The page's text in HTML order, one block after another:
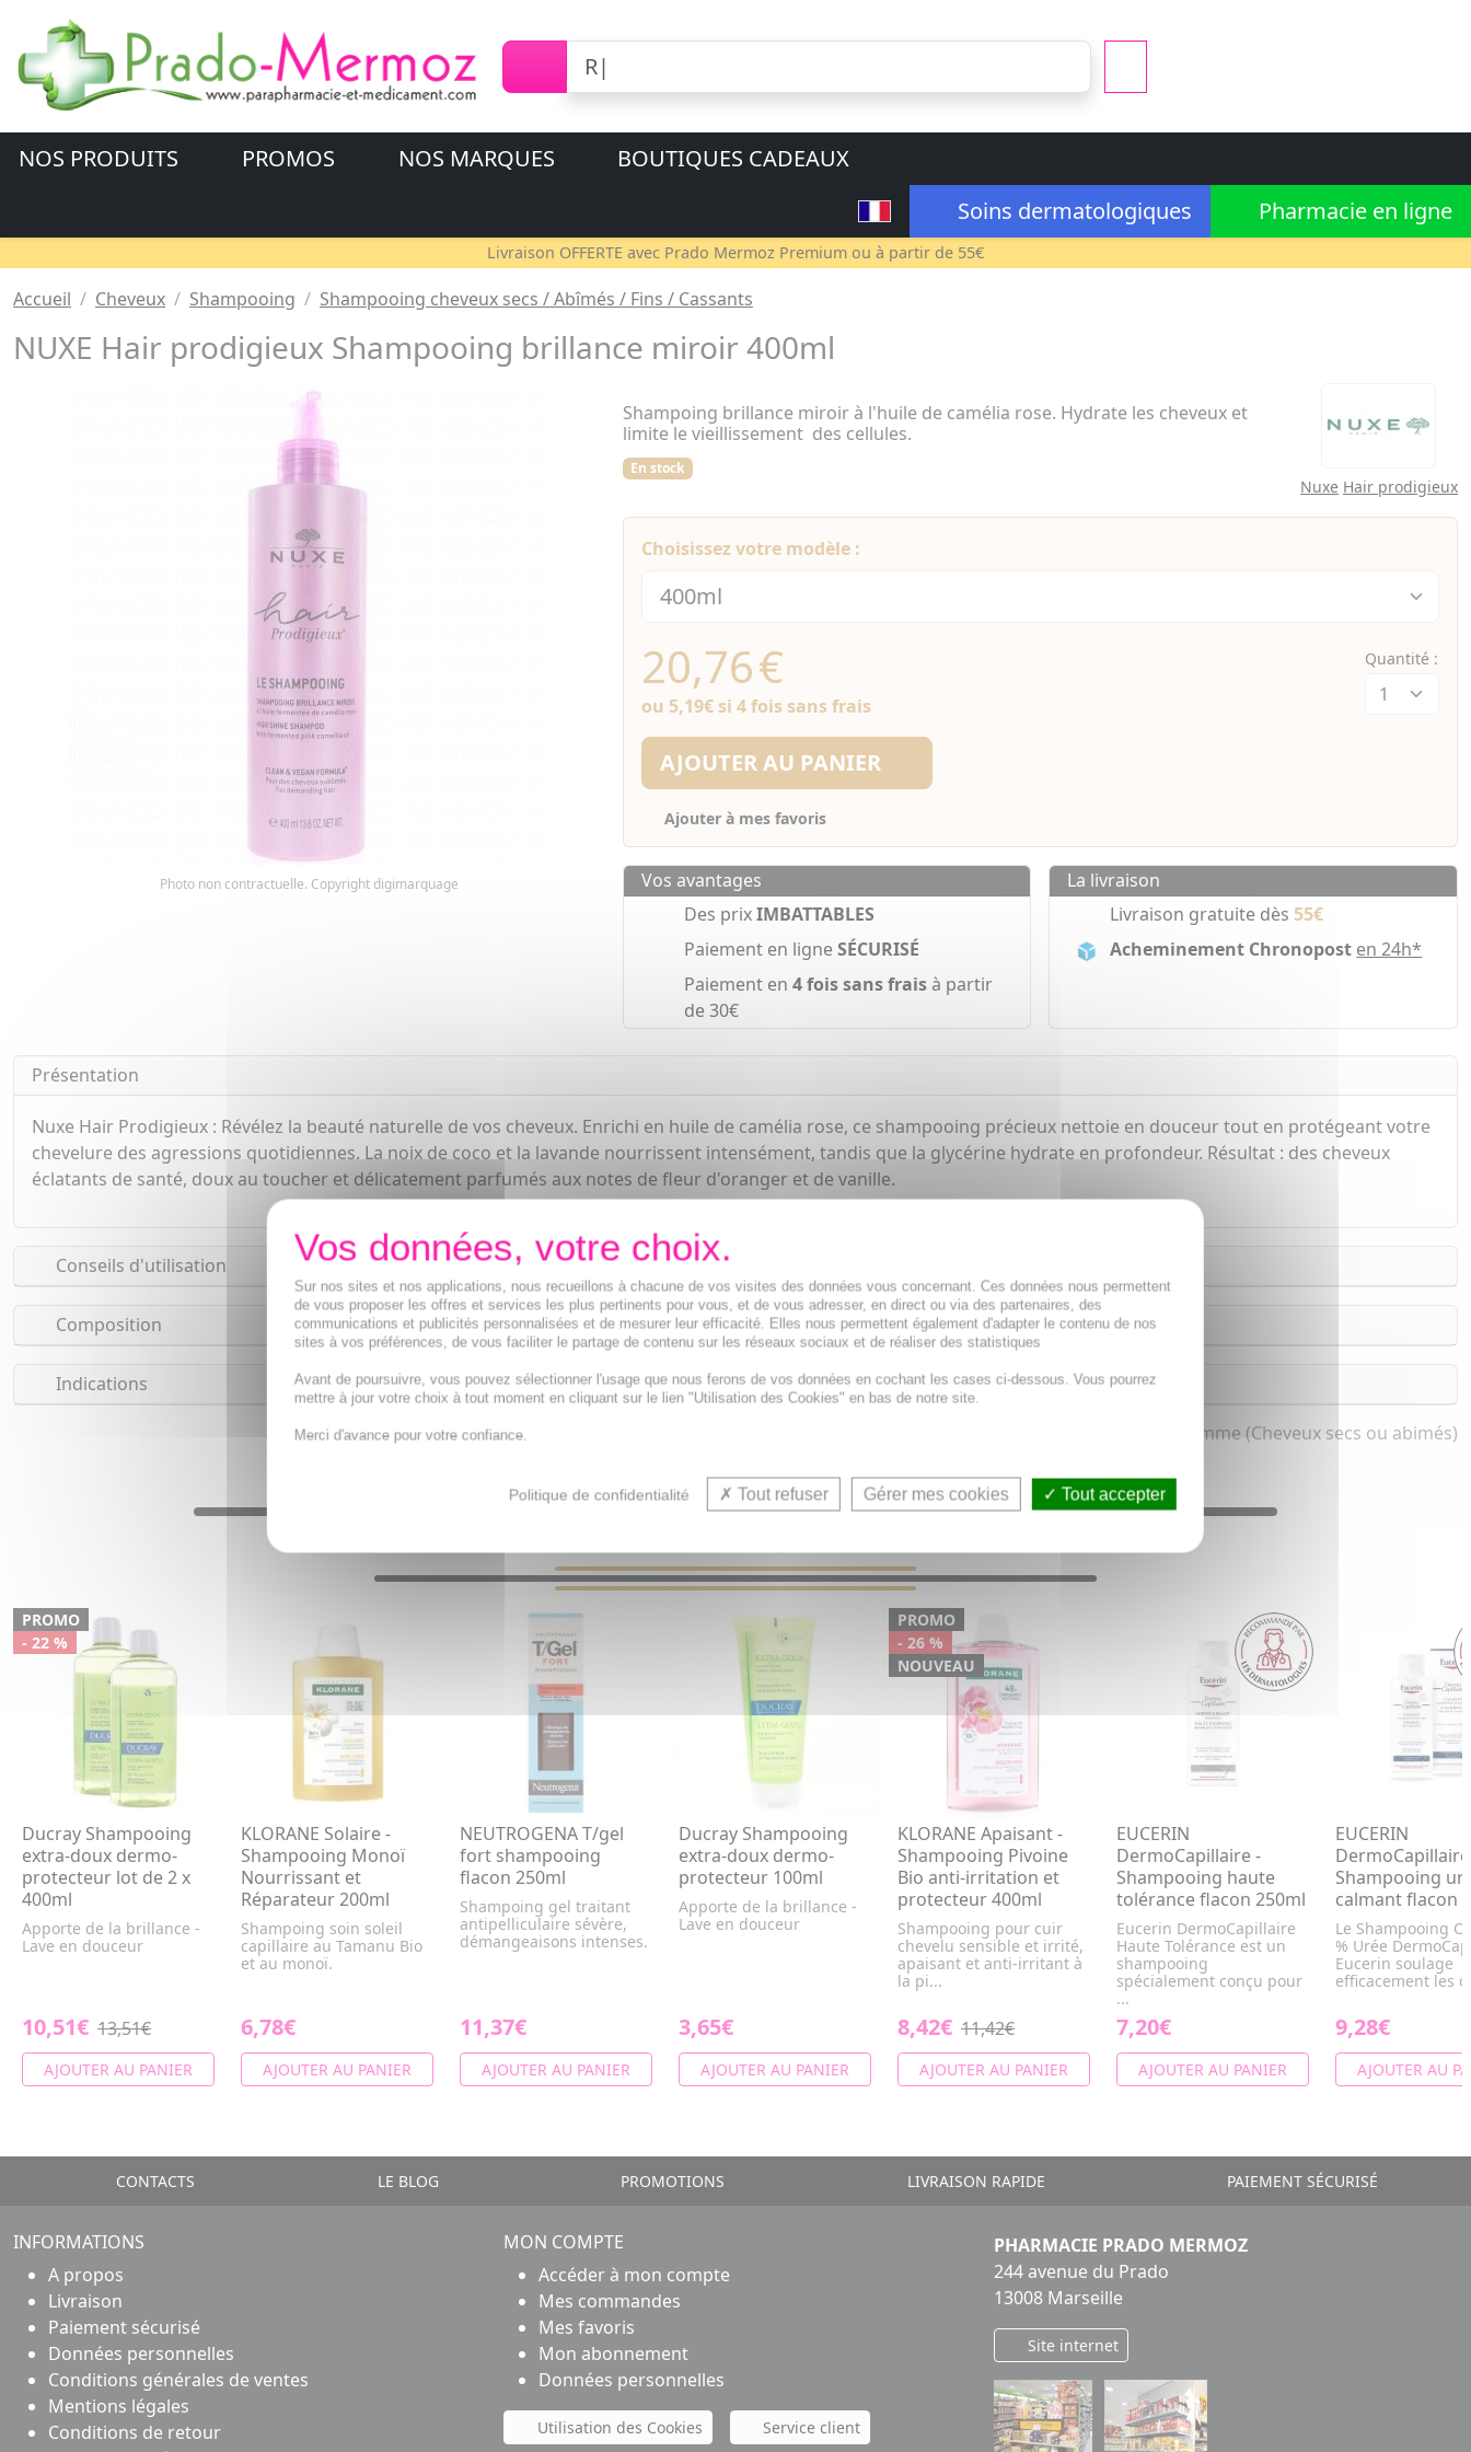
NOS PRODUITS PROMOS NOS MARQUES
BOUTIQUES CADEAUX
Soins dermatologiques
Pharmacie en ligne
Livraison OFFERTE avec Prado Mermoz Premium ou à partir de 55€
Accueil Cheveux Shampooing Shampooing cheveux secs / Abîmés / Fins / Cassants
NUXE Hair prodigieux Shampooing brillance miroir 400ml
Photo non contractuelle. Copyright digimarquage
Shampoing brillance miroir à l'huile de camélia rose. Hydrate les cheveux et
limite le vieillissement des cellules.
En stock
Nuxe Hair prodigieux
Choisissez votre modèle :
20,76€
ou 5,19€si 4 fois sans frais
Quantité :
AJOUTER AU PANIER
Ajouter à mes favoris
Vos avantages
Des prixIMBATTABLES
Paiement en ligneSÉCURISÉ
Paiement en 4 fois sans fraisà partir
de 30€
La livraison
Livraison gratuite dès 55€
Acheminement Chronopost en 24h*
Présentation
Nuxe Hair Prodigieux : Révélez la beauté naturelle de vos cheveux. Enrichi en huile de camélia rose, ce shampooing précieux nettoie en douceur tout en protégeant votre
chevelure des agressions quotidiennes. La noix de coco et la lavande nourrissent intensément, tandis que la glycérine hydrate en profondeur. Résultat : des cheveux
éclatants de santé, doux au toucher et délicatement parfumés aux notes de fleur d'oranger et de vanille.
Conseils d'utilisation
Composition
Indications
Shampooing pour femme (Cheveux secs ou abimés)
PROMO
- 22 %
Ducray Shampooing
extra-doux dermo-
protecteur lot de 2 x
400ml
Apporte de la brillance -
Lave en douceur
10,51€ 13,51€
AJOUTER AU PANIER
KLORANE Solaire -
Shampooing Monoï
Nourrissant et
Réparateur 200ml
Shampoing soin soleil
capillaire au Tamanu Bio
et au monoï.
6,78€
AJOUTER AU PANIER
NEUTROGENA T/gel
fort shampooing
flacon 250ml
Shampoing gel traitant
antipelliculaire sévère,
démangeaisons intenses.
11,37€
AJOUTER AU PANIER
Ducray Shampooing
extra-doux dermo-
protecteur 100ml
Apporte de la brillance -
Lave en douceur
3,65€
AJOUTER AU PANIER
PROMO
- 26 %
NOUVEAU
KLORANE Apaisant -
Shampooing Pivoine
Bio anti-irritation et
protecteur 400ml
Shampooing pour cuir
chevelu sensible et irrité,
apaisant et anti-irritant à
la pi...
8,42€ 11,42€
AJOUTER AU PANIER
EUCERIN
DermoCapillaire -
Shampooing haute
tolérance flacon 250ml
Eucerin DermoCapillaire
Haute Tolérance est un
shampooing
spécialement conçu pour
...
7,20€
AJOUTER AU PANIER
EUCERIN
Shampooing
calmant flacon
Le Shampooing
% Urée
Eucerin soulage
efficacement les
9,28€
AJOUTER AU
CONTACTS LE BLOG PROMOTIONS LIVRAISON RAPIDE PAIEMENT SÉCURISÉ
INFORMATIONS
A propos
Livraison
Paiement sécurisé
Données personnelles
Conditions générales de ventes
Mentions légales
Conditions de retour
MON COMPTE
Accéder à mon compte
Mes commandes
Mes favoris
Mon abonnement
Données personnelles
Utilisation des Cookies Service client
PHARMACIE PRADO MERMOZ
244 avenue du Prado
13008 Marseille
Site internet
Sur nos sites et nos applications, nous recueillons à chacune de vos visites des données vous concernant. Ces données nous permettent
de vous proposer les offres et services les plus pertinents pour vous, et de vous adresser, en direct ou via des partenaires, des
communications et publicités personnalisées et de mesurer leur efficacité. Elles nous permettent également d'adapter le contenu de nos
sites à vos préférences, de vous faciliter le partage de contenu sur les réseaux sociaux et de réaliser des statistiques
Avant de poursuivre, vous pouvez sélectionner l'usage que nous ferons de vos données en cochant les cases ci-dessous. Vous pourrez
mettre à jour votre choix à tout moment en cliquant sur le lien "Utilisation des Cookies" en bas de notre site.
Merci d'avance pour votre confiance.
Politique de confidentialité Tout refuser Gérer mes cookies Tout accepter